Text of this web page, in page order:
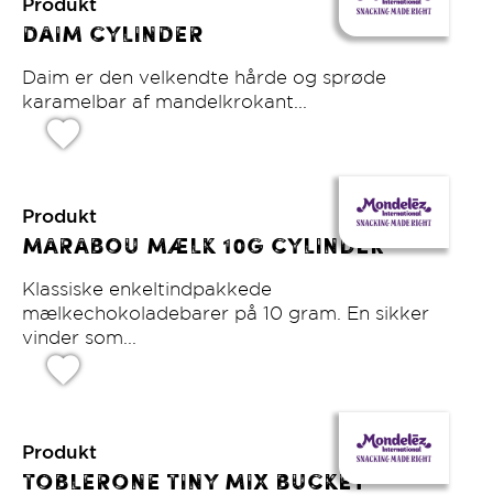
Produkt
Daim Cylinder
Daim er den velkendte hårde og sprøde
karamelbar af mandelkrokant...
Produkt
Marabou mælk 10g Cylinder
klassiske enkeltindpakkede
mælkechokoladebarer på 10 gram. En sikker
vinder som...
Produkt
Toblerone Tiny Mix bucket